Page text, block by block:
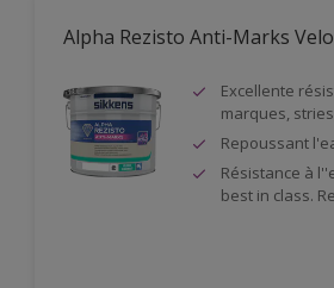
Alpha Rezisto Anti-Marks
Excellente
marques,
Repoussant
Résistance à
best in class.